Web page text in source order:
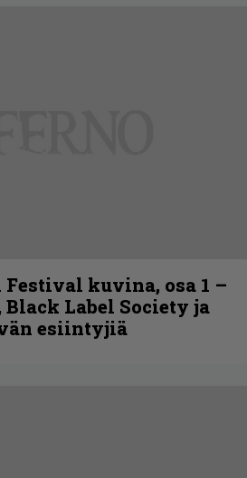
kuvina, osa 1 –
Black Label Society ja
esiintyjiä